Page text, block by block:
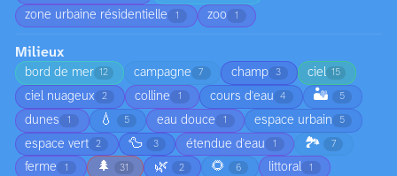
zone urbaine résidentielle 1 zoo 1
Milieux
bord de mer 12 campagne 7 champ 3 ciel 15
ciel nuageux 2 colline 1 cours d'eau 4 🏜️ 5
dunes 1 💧 5 eau douce 1 espace urbain 5
espace vert 2 🦆 3 étendue d'eau 1 🏞️ 7
ferme 1 🌲 31 🌿 2 🌻 6 littoral 1